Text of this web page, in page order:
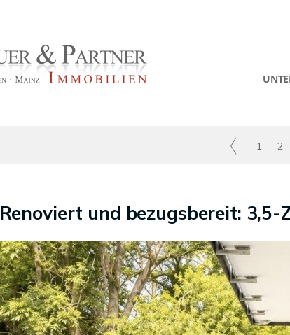
1 2
Renoviert und bezugsbereit: